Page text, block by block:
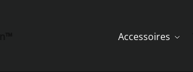
Accessoires